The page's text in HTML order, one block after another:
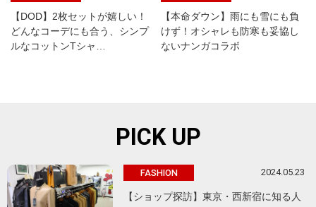
【DOD】2枚セットが嬉しい！
どんなコーデにも合う、シンプ
ルなコットンTシャ…
【本命ダウン】雨にも雪にも負
けず！オシャレも防寒も妥協し
ないナンガコラボ
PICK UP
FASHION 2024.05.23
【ショップ探訪】東京・西新宿に知る人